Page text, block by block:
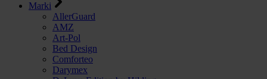
Marki
AllerGuard
AMZ
Art-Pol
Bed Design
Comforteo
Darymex